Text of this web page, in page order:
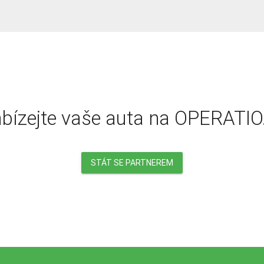
vaše auta na
STÁT SE PARTNEREM